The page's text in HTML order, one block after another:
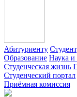
Абитуриенту
Образование Наука
Студенческая жизнь
Студенческий портал
Приёмная комиссия